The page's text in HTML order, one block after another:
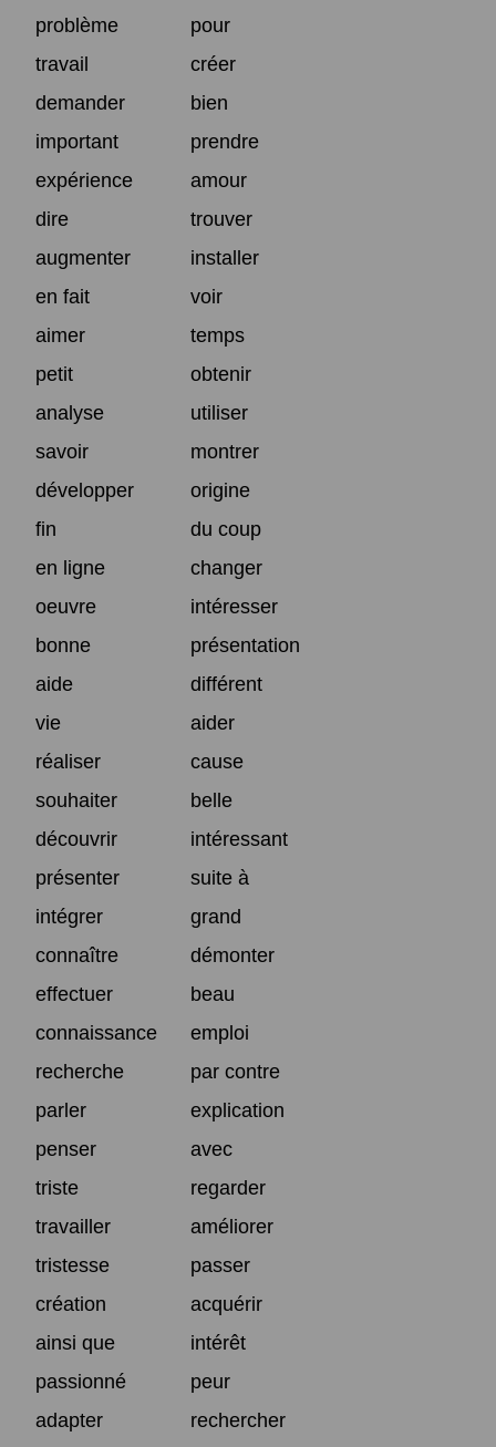
problème
pour
travail
créer
demander
bien
important
prendre
expérience
amour
dire
trouver
augmenter
installer
en fait
voir
aimer
temps
petit
obtenir
analyse
utiliser
savoir
montrer
développer
origine
fin
du coup
en ligne
changer
oeuvre
intéresser
bonne
présentation
aide
différent
vie
aider
réaliser
cause
souhaiter
belle
découvrir
intéressant
présenter
suite à
intégrer
grand
connaître
démonter
effectuer
beau
connaissance
emploi
recherche
par contre
parler
explication
penser
avec
triste
regarder
travailler
améliorer
tristesse
passer
création
acquérir
ainsi que
intérêt
passionné
peur
adapter
rechercher